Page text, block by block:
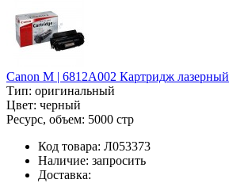
Canon M | 6812A002 Картридж лазерный
Тип: оригинальный
Цвет: черный
Ресурс, объем: 5000 стр
Код товара: Л053373
Наличие: запросить
Доставка: